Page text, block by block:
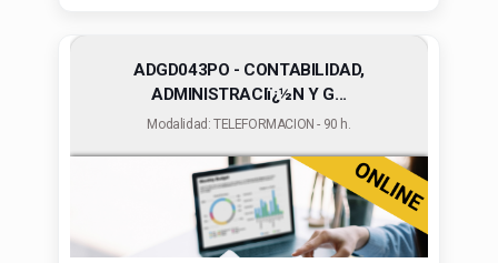
ADGD043PO - CONTABILIDAD,
ADMINISTRACIï¿½N Y G...
Modalidad: TELEFORMACION - 90 h.